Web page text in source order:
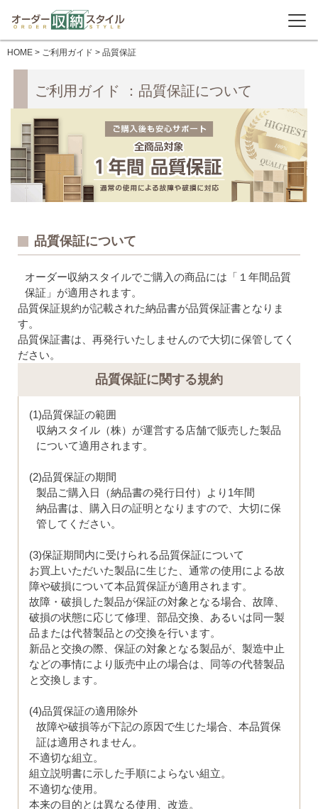
HOME > ご利用ガイド > 品質保証
ご利用ガイド ：品質保証について
品質保証について
オーダー収納スタイルでご購入の商品には「１年間品質
保証」が適用されます。
品質保証規約が記載された納品書が品質保証書となりま
す。
品質保証書は、再発行いたしませんので大切に保管してく
ださい。
品質保証に関する規約
(1)品質保証の範囲
収納スタイル（株）が運営する店舗で販売した製品
について適用されます。
(2)品質保証の期間
製品ご購入日（納品書の発行日付）より1年間
納品書は、購入日の証明となりますので、大切に保
管してください。
(3)保証期間内に受けられる品質保証について
お買上いただいた製品に生じた、通常の使用による故
障や破損について本品質保証が適用されます。
故障・破損した製品が保証の対象となる場合、故障、
破損の状態に応じて修理、部品交換、あるいは同一製
品または代替製品との交換を行います。
新品と交換の際、保証の対象となる製品が、製造中止
などの事情により販売中止の場合は、同等の代替製品
と交換します。
(4)品質保証の適用除外
故障や破損等が下記の原因で生じた場合、本品質保
証は適用されません。
不適切な組立。
組立説明書に示した手順によらない組立。
不適切な使用。
本来の目的とは異なる使用、改造。